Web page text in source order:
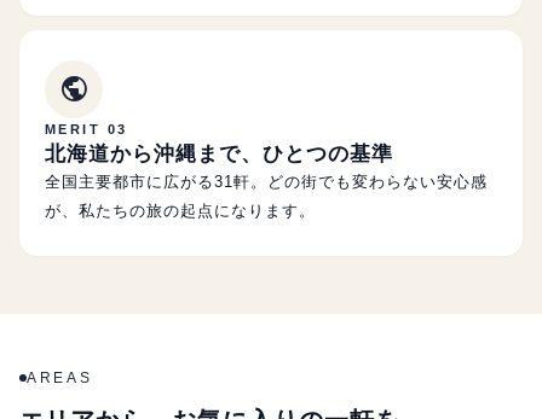
public
MERIT 03
北海道から沖縄まで、ひとつの基準
全国主要都市に広がる31 軒。どの街でも変わらない安心感
が、私たちの旅の起点になります。
AREAS